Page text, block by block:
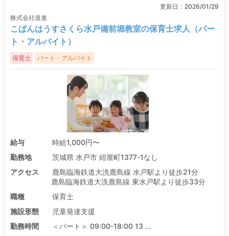
更新日： 2026/01/29
株式会社道進
こぱんはうすさくら水戸備前堀教室の保育士求人（パー
ト・アルバイト）
保育士 パート・アルバイト
給与
時給1,000円〜
勤務地
茨城県 水戸市 紺屋町1377-1なし
アクセス
鹿島臨海鉄道大洗鹿島線 水戸駅より徒歩21分
鹿島臨海鉄道大洗鹿島線 東水戸駅より徒歩33分
職種
保育士
施設形態
児童発達支援
勤務時間
＜パート＞ 09:00-18:00 13 ...